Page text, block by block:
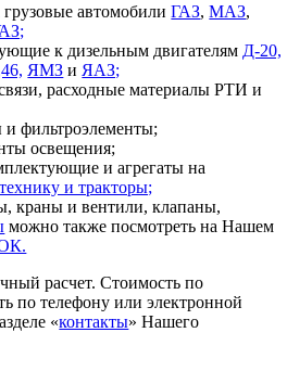
грузовые автомобилиГАЗ,МАЗ,
к дизельным двигателям Д-20,
ЯМЗ и ЯАЗ;
расходные материалы РТИ и
фильтроэлементы;
освещения;
и агрегаты на
и тракторы;
краны и вентили, клапаны,
можно также посмотреть на Нашем
расчет. Стоимость по
по телефону или электронной
«контакты» Нашего